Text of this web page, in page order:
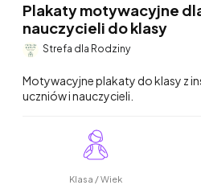
Plakaty motywacyjne
nauczycieli do klasy
Strefa dla Rodziny
Motywacyjne plakaty do klasy z
uczniów i nauczycieli.
Klasa / Wiek